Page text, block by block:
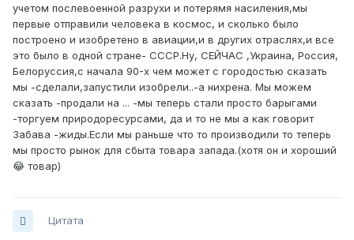
учетом послевоенной разрухи и потерямя насиления,мы
первые отправили человека в космос, и сколько было
построено и изобретено в авиации,и в других отраслях,и все
это было в одной стране- СССР.Ну, СЕЙЧАС ,Украина, Россия,
Белоруссия,с начала 90-х чем может с городостью сказать
мы -сделали,запустили изобрели..-а нихрена. Мы можем
сказать -продали на ... -мы теперь стали просто барыгами
-торгуем природоресурсами, да и то не мы а как говорит
Забава -жиды.Если мы раньше что то производили то теперь
мы просто рынок для сбыта товара запада.(хотя он и хороший
😂 товар)
Цитата